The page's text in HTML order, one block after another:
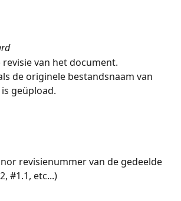
revisie van het document.
de originele bestandsnaam van
geüpload.
revisienummer van de gedeelde
#1.1, etc...)